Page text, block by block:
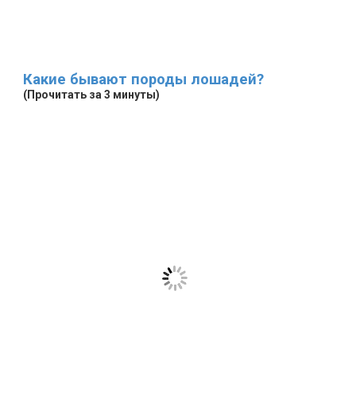
Какие бывают породы лошадей?
(Прочитать за 3 минуты)